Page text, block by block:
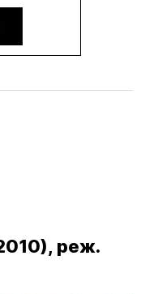
реж.